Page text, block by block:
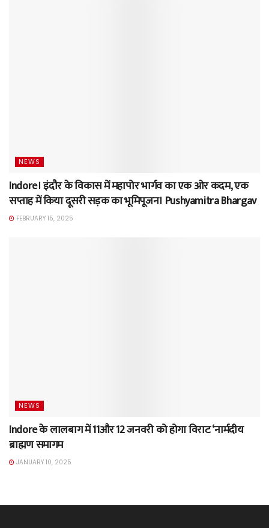
NEWS
Indore। इंदौर के विकास में महापोर भार्गव का एक ओर कदम, एक
सप्ताह में किया दूसरी सड़क का भूमिपूजन। Pushyamitra Bhargav
FEBRUARY 15, 2025
NEWS
Indore के लालबाग में 11और 12 जनवरी को होगा विराट ‘नार्मदीय
ब्राह्मण समागम
JANUARY 10, 2025